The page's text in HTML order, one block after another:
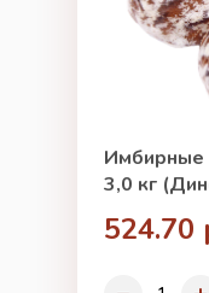
Имбирные
3,0 кг
524.70